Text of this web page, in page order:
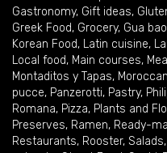
Gastronomy, Gift ideas,
Greek Food, Grocery, Gua bao
Korean Food, Latin cuisine,
Local food, Main courses,
Montaditos y Tapas,
pucce, Panzerotti, Pastry,
Romana, Pizza, Plants and
Preserves, Ramen, Ready-
Restaurants, Rooster, Salads,